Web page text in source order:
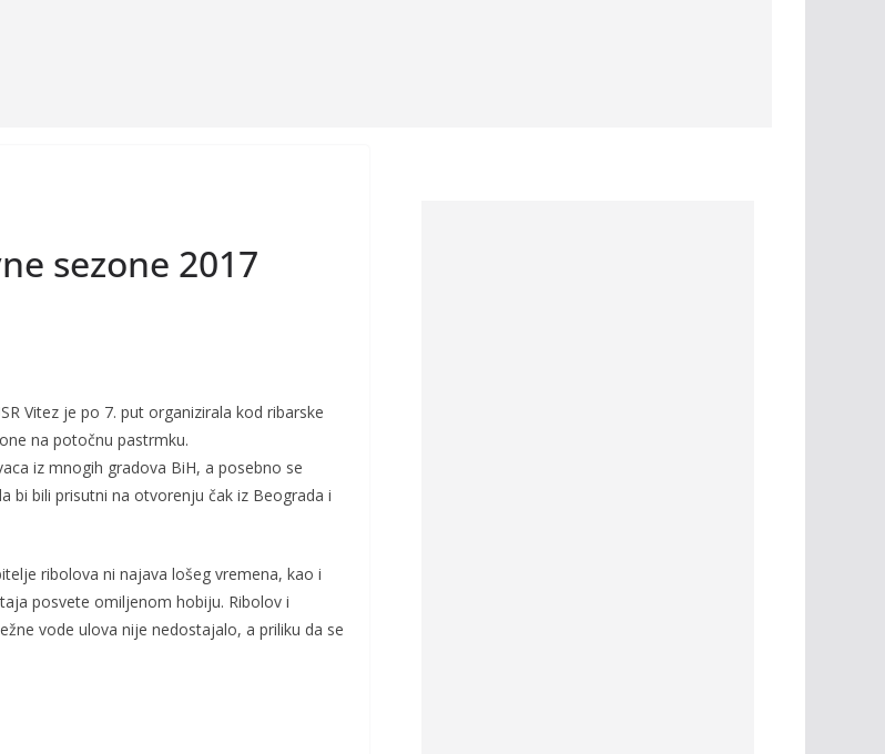
sezone 2017
Vitez je po 7. put organizirala kod ribarske
na potočnu pastrmku.
iz mnogih gradova BiH, a posebno se
bi bili prisutni na otvorenju čak iz Beograda i
ribolova ni najava lošeg vremena, kao i
posvete omiljenom hobiju. Ribolov i
vode ulova nije nedostajalo, a priliku da se